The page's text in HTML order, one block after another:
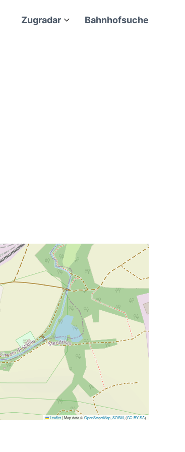
Zugradar Bahnhofsuche
Leaflet|Map data ©OpenStreetMap SOSM , (CC-BY-SA)